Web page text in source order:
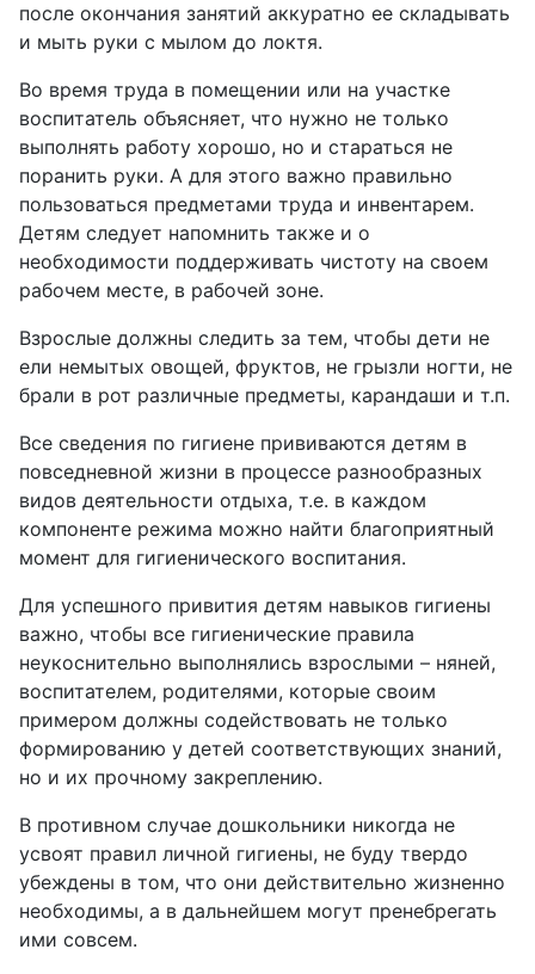
после окончания занятий аккуратно ее складывать
и мыть руки с мылом до локтя.
Во время труда в помещении или на участке
воспитатель объясняет, что нужно не только
выполнять работу хорошо, но и стараться не
поранить руки. А для этого важно правильно
пользоваться предметами труда и инвентарем.
Детям следует напомнить также и о
необходимости поддерживать чистоту на своем
рабочем месте, в рабочей зоне.
Взрослые должны следить за тем, чтобы дети не
ели немытых овощей, фруктов, не грызли ногти, не
брали в рот различные предметы, карандаши и т.п.
Все сведения по гигиене прививаются детям в
повседневной жизни в процессе разнообразных
видов деятельности отдыха, т.е. в каждом
компоненте режима можно найти благоприятный
момент для гигиенического воспитания.
Для успешного привития детям навыков гигиены
важно, чтобы все гигиенические правила
неукоснительно выполнялись взрослыми – няней,
воспитателем, родителями, которые своим
примером должны содействовать не только
формированию у детей соответствующих знаний,
но и их прочному закреплению.
В противном случае дошкольники никогда не
усвоят правил личной гигиены, не буду твердо
убеждены в том, что они действительно жизненно
необходимы, а в дальнейшем могут пренебрегать
ими совсем.